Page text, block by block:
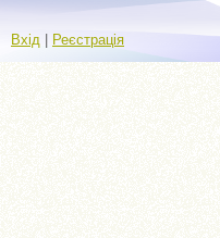
Вхід Реєстрація